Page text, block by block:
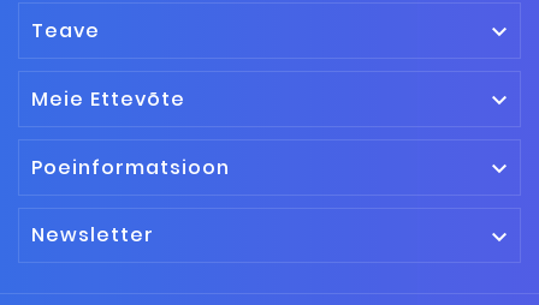
Teave 
Meie Ettevõte 
Poeinformatsioon 
Newsletter 